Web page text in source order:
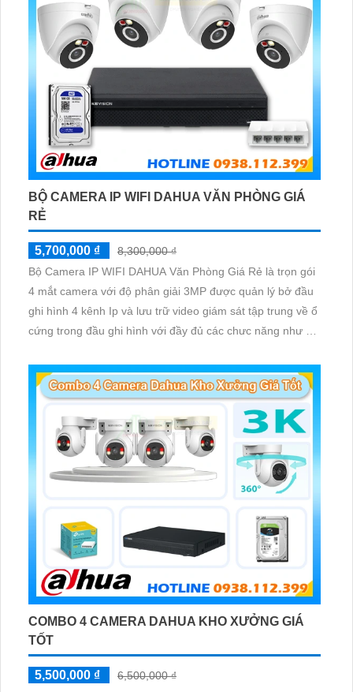
BỘ CAMERA IP WIFI DAHUA VĂN PHÒNG GIÁ
RẺ
5,700,000 ₫
8,300,000 ₫
Bộ Camera IP WIFI DAHUA Văn Phòng Giá Rẻ là trọn gói
4 mắt camera với độ phân giải 3MP được quản lý bở đầu
ghi hình 4 kênh Ip và lưu trữ video giám sát tập trung về ổ
cứng trong đầu ghi hình với đầy đủ các chưc năng như AI
giám sát có màu vào ban đêm
COMBO 4 CAMERA DAHUA KHO XƯỞNG GIÁ
TỐT
5,500,000 ₫
6,500,000 ₫